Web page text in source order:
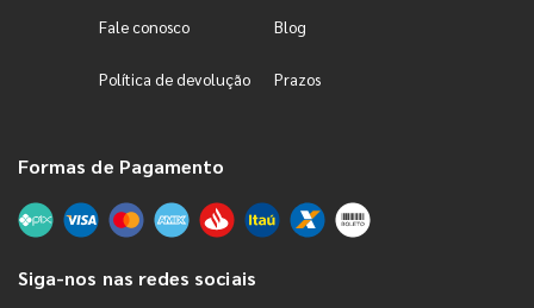
Fale conosco Blog
Política de devolução Prazos
Formas de Pagamento
Siga-nos nas redes sociais